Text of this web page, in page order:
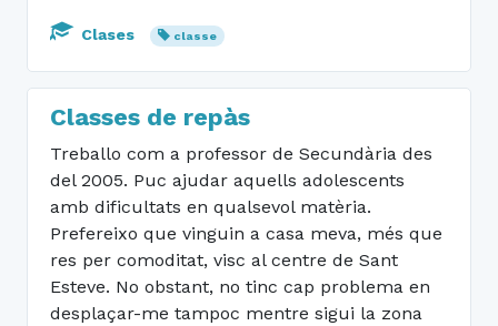
Clases classe
Classes de repàs
Treballo com a professor de Secundària des
del 2005. Puc ajudar aquells adolescents
amb dificultats en qualsevol matèria.
Prefereixo que vinguin a casa meva, més que
res per comoditat, visc al centre de Sant
Esteve. No obstant, no tinc cap problema en
desplaçar-me tampoc mentre sigui la zona